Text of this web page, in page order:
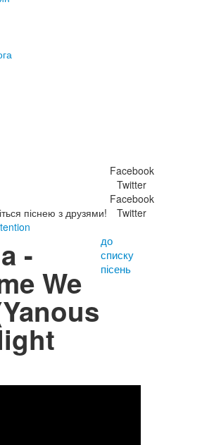
піснею з друзями!
Facebook
Twitter
Facebook
Twitter
-
We
до
списку
пісень